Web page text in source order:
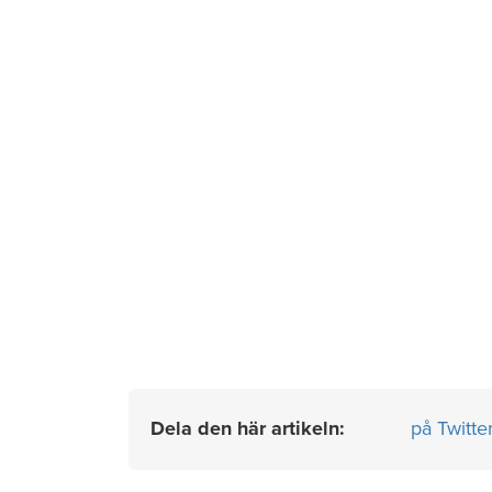
Dela den här artikeln: på